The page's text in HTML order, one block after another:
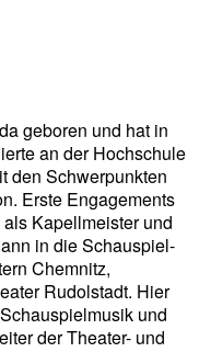
geboren und hat in
an der Hochschule
den Schwerpunkten
Erste Engagements
Kapellmeister und
in die Schauspiel-
Chemnitz,
Rudolstadt. Hier
und
der Theater- und